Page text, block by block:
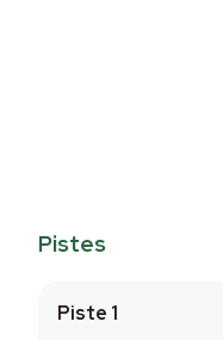
Pistes
Piste 1